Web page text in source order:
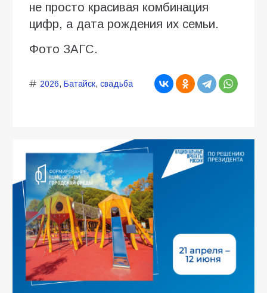
не просто красивая комбинация
цифр, а дата рождения их семьи.
Фото ЗАГС.
2026, Батайск, свадьба